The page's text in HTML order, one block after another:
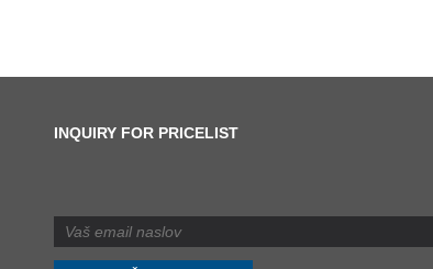
INQUIRY FOR PRICELIST